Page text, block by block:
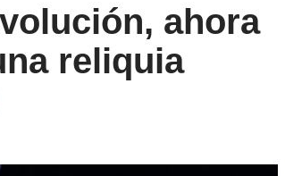
ahora
reliquia